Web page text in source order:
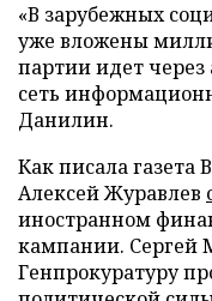
«В зарубежных
уже вложены
партии идет
сеть
Данилин.
Как писала газета
Алексей Журавлев
иностранном
кампании. Сергей
Генпрокуратуру